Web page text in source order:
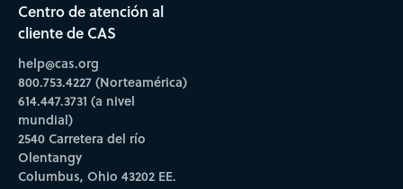
Centro de atención al
cliente de CAS
help@cas.org
800.753.4227 (Norteamérica)
614.447.3731 (a nivel
mundial)
2540 Carretera del río
Olentangy
Columbus, Ohio 43202 EE.